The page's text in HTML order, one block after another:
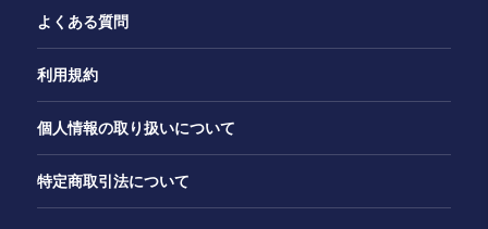
よくある質問
利用規約
個人情報の取り扱いについて
特定商取引法について